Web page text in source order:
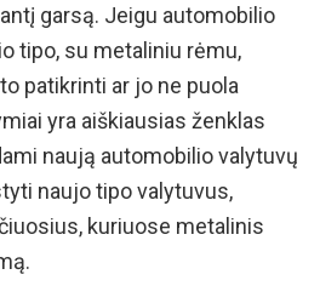
garsą. Jeigu automobilio
tipo, su metaliniu rėmu,
patikrinti ar jo ne puola
yra aiškiausias ženklas
naują automobilio valytuvų
naujo tipo valytuvus,
kuriuose metalinis